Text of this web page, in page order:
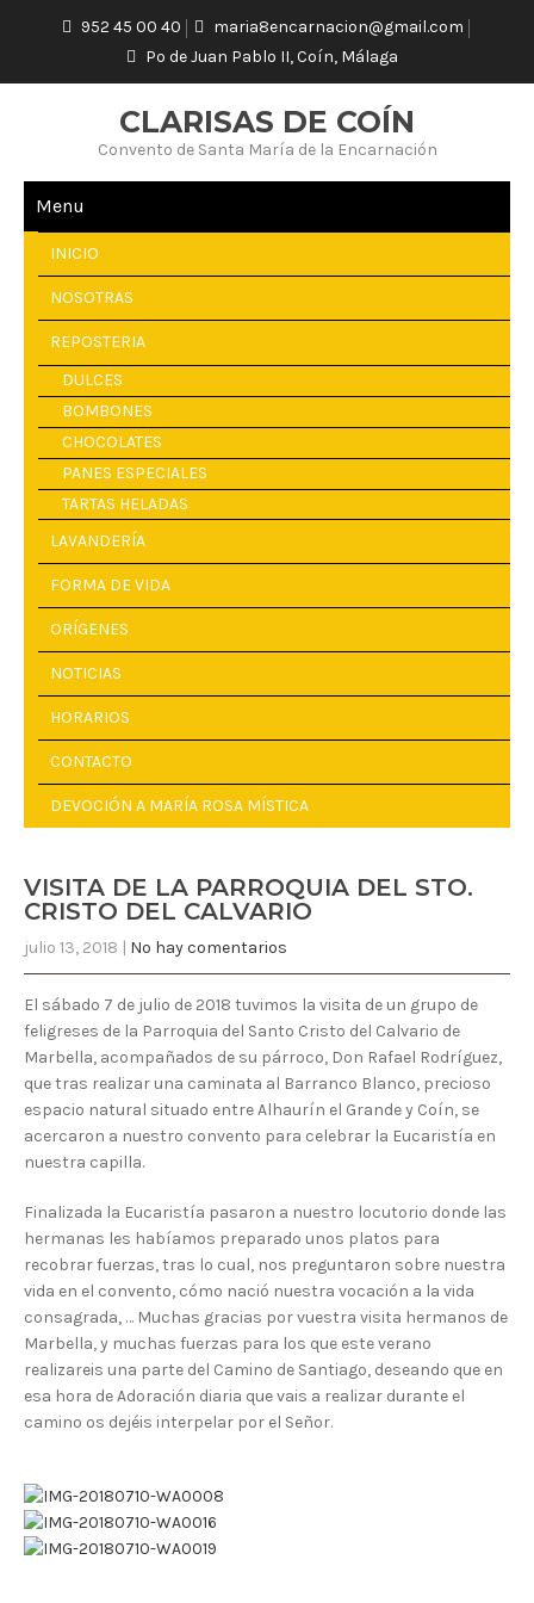
952 45 00 40
maria8encarnacion@gmail.com
Pº de Juan Pablo II, Coín, Málaga
CLARISAS DE COÍN
Convento de Santa María de la Encarnación
Menu
INICIO
NOSOTRAS
REPOSTERIA
DULCES
BOMBONES
CHOCOLATES
PANES ESPECIALES
TARTAS HELADAS
LAVANDERÍA
FORMA DE VIDA
ORÍGENES
NOTICIAS
HORARIOS
CONTACTO
DEVOCIÓN A MARÍA ROSA MÍSTICA
VISITA DE LA PARROQUIA DEL STO.
CRISTO DEL CALVARIO
julio 13, 2018 | No hay comentarios
El sábado 7 de julio de 2018 tuvimos la visita de un grupo de
feligreses de la Parroquia del Santo Cristo del Calvario de
Marbella, acompañados de su párroco, Don Rafael Rodríguez,
que tras realizar una caminata al Barranco Blanco, precioso
espacio natural situado entre Alhaurín el Grande y Coín, se
acercaron a nuestro convento para celebrar la Eucaristía en
nuestra capilla.
Finalizada la Eucaristía pasaron a nuestro locutorio donde las
hermanas les habíamos preparado unos platos para
recobrar fuerzas, tras lo cual, nos preguntaron sobre nuestra
vida en el convento, cómo nació nuestra vocación a la vida
consagrada, … Muchas gracias por vuestra visita hermanos de
Marbella, y muchas fuerzas para los que este verano
realizareis una parte del Camino de Santiago, deseando que en
esa hora de Adoración diaria que vais a realizar durante el
camino os dejéis interpelar por el Señor.